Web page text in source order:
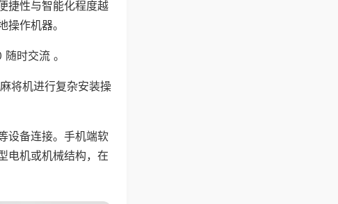
捷性与智能化程度越
作机器。
时交流 。
将机进行复杂安装操
设备连接。手机端软
电机或机械结构，在